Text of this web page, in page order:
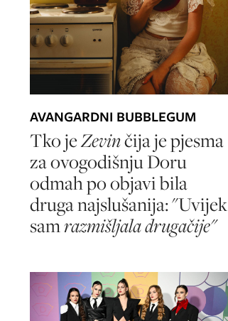
AVANGARDNI BUBBLEGUM
Tko jeZevinčija je pjesma
za ovogodišnju Doru
odmah po objavi bila
druga najslušanija: "Uvijek
samrazmišljala drugačije"